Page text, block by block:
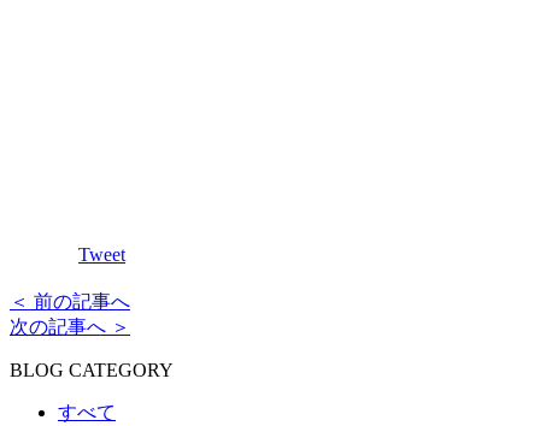
Tweet
＜ 前の記事へ
次の記事へ ＞
BLOG CATEGORY
すべて